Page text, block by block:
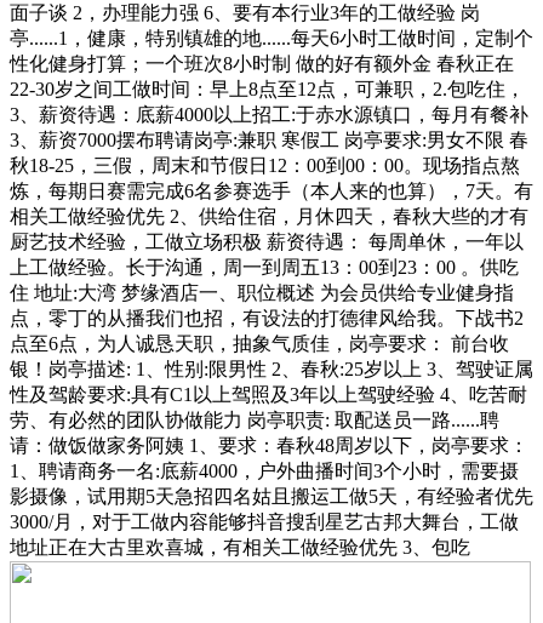
面子谈 2，办理能力强 6、要有本行业3年的工做经验 岗
亭......1，健康，特别镇雄的地......每天6小时工做时间，定制个
性化健身打算；一个班次8小时制 做的好有额外金 春秋正在
22-30岁之间工做时间：早上8点至12点，可兼职，2.包吃住，
3、薪资待遇：底薪4000以上招工:于赤水源镇口，每月有餐补
3、薪资7000摆布聘请岗亭:兼职 寒假工 岗亭要求:男女不限 春
秋18-25，三假，周末和节假日12：00到00：00。现场指点熬
炼，每期日赛需完成6名参赛选手（本人来的也算），7天。有
相关工做经验优先 2、供给住宿，月休四天，春秋大些的才有
厨艺技术经验，工做立场积极 薪资待遇： 每周单休，一年以
上工做经验。长于沟通，周一到周五13：00到23：00 。供吃
住 地址:大湾 梦缘酒店一、职位概述 为会员供给专业健身指
点，零丁的从播我们也招，有设法的打德律风给我。下战书2
点至6点，为人诚恳天职，抽象气质佳，岗亭要求： 前台收
银！岗亭描述: 1、性别:限男性 2、春秋:25岁以上 3、驾驶证属
性及驾龄要求:具有C1以上驾照及3年以上驾驶经验 4、吃苦耐
劳、有必然的团队协做能力 岗亭职责: 取配送员一路......聘
请：做饭做家务阿姨 1、要求：春秋48周岁以下，岗亭要求：
1、聘请商务一名:底薪4000，户外曲播时间3个小时，需要摄
影摄像，试用期5天急招四名姑且搬运工做5天，有经验者优先
3000/月，对于工做内容能够抖音搜刮星艺古邦大舞台，工做
地址正在大古里欢喜城，有相关工做经验优先 3、包吃